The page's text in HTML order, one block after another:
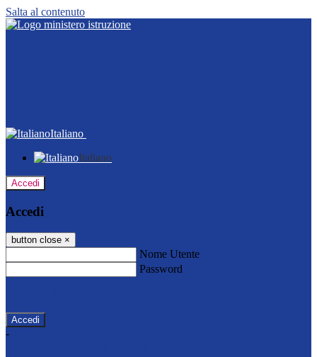
Salta al contenuto
Italiano
Italiano
Accedi
Accedi
button close ×
Nome Utente
Password
-